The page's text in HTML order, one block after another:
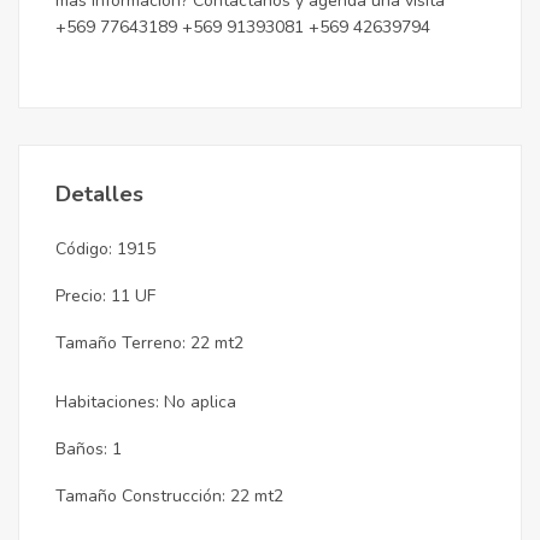
+569 77643189 +569 91393081 +569 42639794
Detalles
Código: 1915
Precio: 11 UF
Tamaño Terreno: 22 mt2
Habitaciones: No aplica
Baños: 1
Tamaño Construcción: 22 mt2